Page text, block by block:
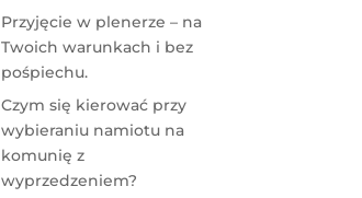
Przyjęcie w plenerze – na
Twoich warunkach i bez
pośpiechu.
Czym się kierować przy
wybieraniu namiotu na
komunię z
wyprzedzeniem?